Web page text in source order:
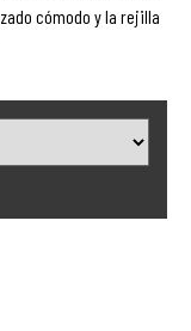
cómodo y la rejilla